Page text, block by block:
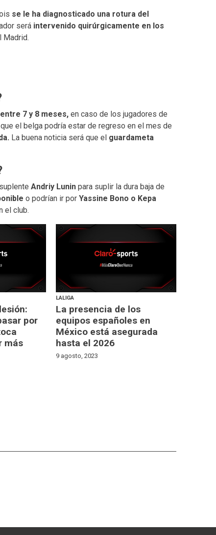
se le ha diagnosticado una rotura del
será intervenido quirúrgicamente en los
Madrid.
7 y 8 meses,en caso de los jugadores de
el belga podría estar de regreso en el mes de
La buena noticia será que el guardameta
Andriy Luninpara suplir la dura baja de
o podrían ir por Yassine Bono o Kepa
el club.
por
más
LALIGA
La presencia de los
equipos españoles en
México está asegurada
hasta el 2026
9 agosto, 2023